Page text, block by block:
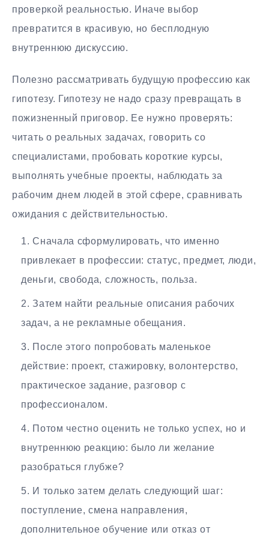
проверкой реальностью. Иначе выбор
превратится в красивую, но бесплодную
внутреннюю дискуссию.
Полезно рассматривать будущую профессию как
гипотезу. Гипотезу не надо сразу превращать в
пожизненный приговор. Ее нужно проверять:
читать о реальных задачах, говорить со
специалистами, пробовать короткие курсы,
выполнять учебные проекты, наблюдать за
рабочим днем людей в этой сфере, сравнивать
ожидания с действительностью.
Сначала сформулировать, что именно
привлекает в профессии: статус, предмет, люди,
деньги, свобода, сложность, польза.
Затем найти реальные описания рабочих
задач, а не рекламные обещания.
После этого попробовать маленькое
действие: проект, стажировку, волонтерство,
практическое задание, разговор с
профессионалом.
Потом честно оценить не только успех, но и
внутреннюю реакцию: было ли желание
разобраться глубже?
И только затем делать следующий шаг:
поступление, смена направления,
дополнительное обучение или отказ от